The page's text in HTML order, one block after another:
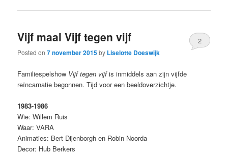
Vijf maal Vijf tegen vijf
Posted on7 november 2015by Liselotte Doeswijk
2
Familiespelshow Vijf tegen vijfis inmiddels aan zijn vijfde
reïncarnatie begonnen. Tijd voor een beeldoverzichtje.
1983-1986
Wie: Willem Ruis
Waar: VARA
Animaties: Bert Dijenborgh en Robin Noorda
Decor: Hub Berkers